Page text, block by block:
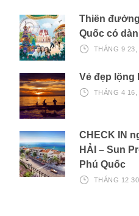
Thiên
Quốc có
THÁNG 9 23,
Vẻ đẹp lộng
THÁNG 4 16,
CHECK IN
HẢI – Sun
Phú Quốc
THÁNG 12